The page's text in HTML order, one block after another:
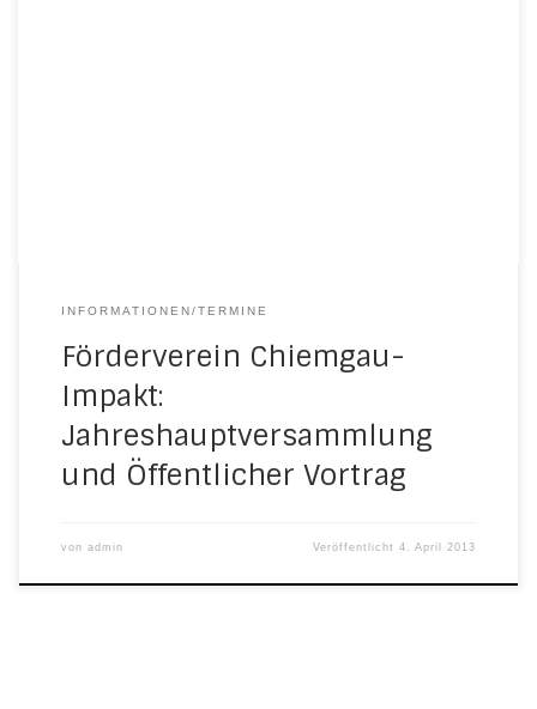
INFORMATIONEN/TERMINE
Förderverein Chiemgau-
Impakt:
Jahreshauptversammlung
und Öffentlicher Vortrag
von admin Veröffentlicht4. April 2013